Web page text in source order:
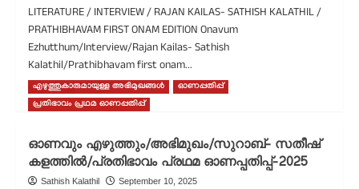
ലേഖനം/
പ്രതിഭാവം
പ്രഥമ
ഓണപ്പതിപ്പ്-2025
LITERATURE / INTERVIEW / RAJAN KAILAS- SATHISH KALATHIL /
PRATHIBHAVAM FIRST ONAM EDITION Onavum
Ezhutthum/Interview/Rajan Kailas- Sathish
Kalathil/Prathibhavam first onam...
Read MoreRead
more
എഴുത്തും/
അഭിമുഖം/
രാജൻ
എഴുത്തുകാരുമായുള്ള അഭിമുഖങ്ങൾ
ഓണപ്പതിപ്പ്
പ്രതിഭാവം പ്രഥമ ഓണപ്പതിപ്പ്
ഓണവും എഴുത്തും/അഭിമുഖം/സുറാബ്- സതീഷ്
കളത്തിൽ/പ്രതിഭാവം പ്രഥമ ഓണപ്പതിപ്പ്-2025
Sathish Kalathil September 10, 2025